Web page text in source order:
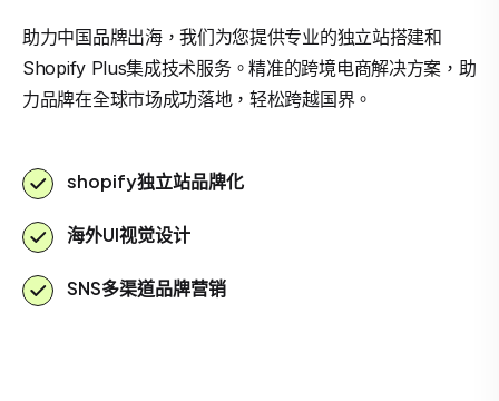
助力中国品牌出海，我们为您提供专业的独立站搭建和
Shopify Plus集成技术服务。精准的跨境电商解决方案，助
力品牌在全球市场成功落地，轻松跨越国界。
shopify独立站品牌化
海外UI视觉设计
SNS多渠道品牌营销